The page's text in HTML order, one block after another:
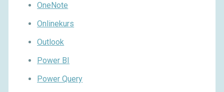
OneNote
Onlinekurs
Outlook
Power BI
Power Query